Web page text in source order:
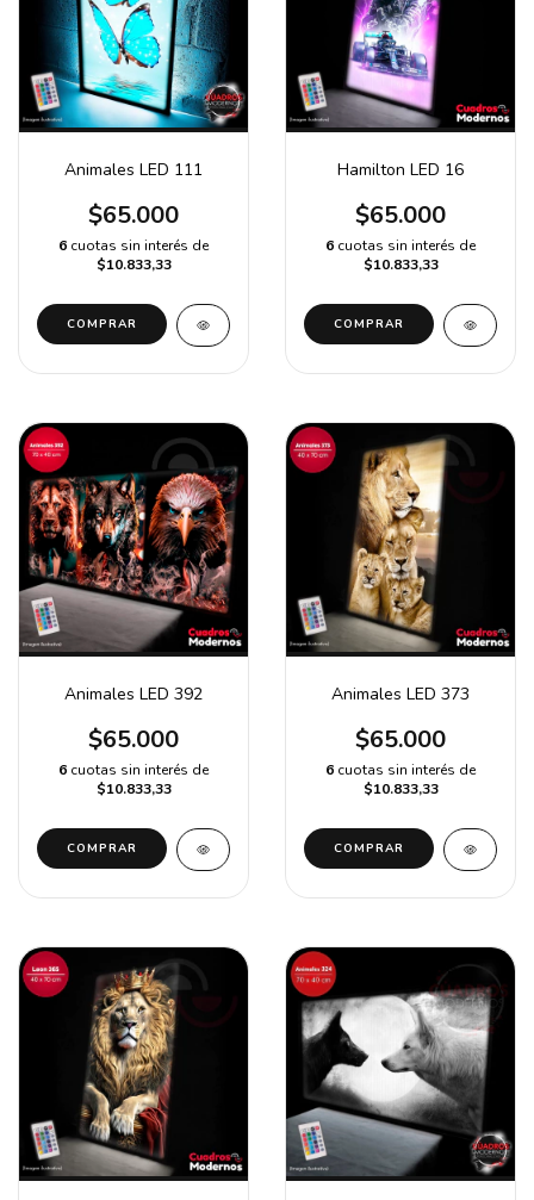
Animales LED 111
$65.000
6 cuotas sin interés de
$10.833,33
COMPRAR
Hamilton LED 16
$65.000
6 cuotas sin interés de
$10.833,33
COMPRAR
Animales LED 392
$65.000
6 cuotas sin interés de
$10.833,33
COMPRAR
Animales LED 373
$65.000
6 cuotas sin interés de
$10.833,33
COMPRAR